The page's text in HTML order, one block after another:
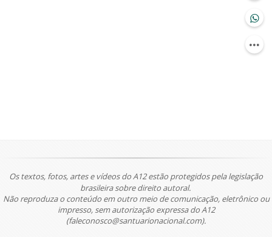
Os textos, fotos, artes e vídeos do A12 estão protegidos pela legislação
brasileira sobre direito autoral.
Não reproduza o conteúdo em outro meio de comunicação, eletrônico ou
impresso, sem autorização expressa do A12
(faleconosco@santuarionacional.com).